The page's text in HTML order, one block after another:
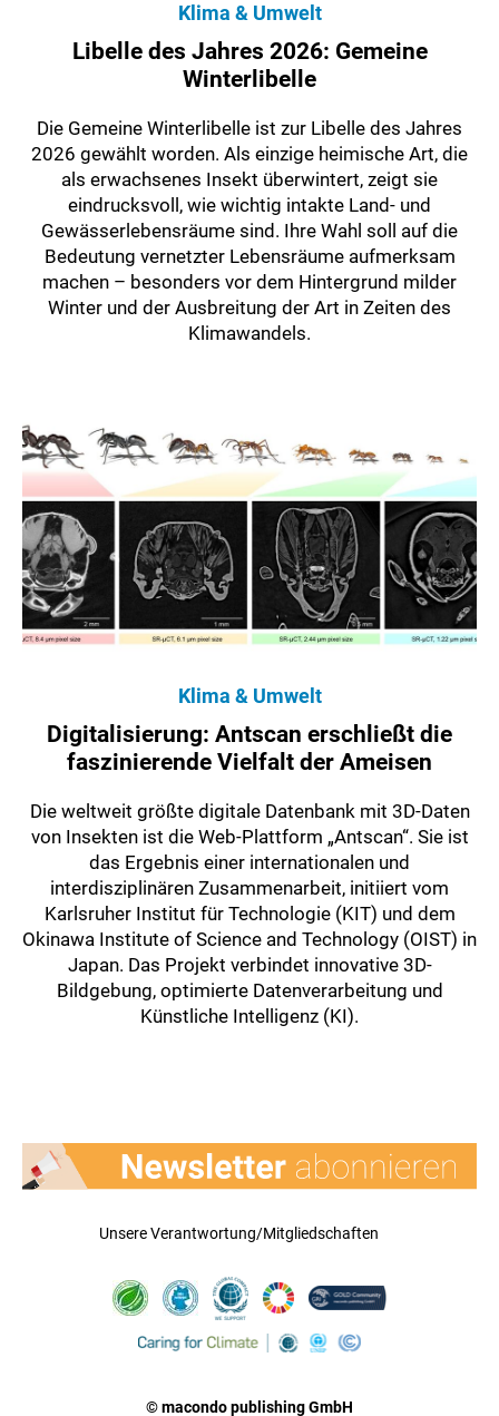
Klima & Umwelt
Libelle des Jahres 2026: Gemeine
Winterlibelle
Die Gemeine Winterlibelle ist zur Libelle des Jahres
2026 gewählt worden. Als einzige heimische Art, die
als erwachsenes Insekt überwintert, zeigt sie
eindrucksvoll, wie wichtig intakte Land- und
Gewässerlebensräume sind. Ihre Wahl soll auf die
Bedeutung vernetzter Lebensräume aufmerksam
machen – besonders vor dem Hintergrund milder
Winter und der Ausbreitung der Art in Zeiten des
Klimawandels.
Klima & Umwelt
Digitalisierung: Antscan erschließt die
faszinierende Vielfalt der Ameisen
Die weltweit größte digitale Datenbank mit 3D-Daten
von Insekten ist die Web-Plattform „Antscan“. Sie ist
das Ergebnis einer internationalen und
interdisziplinären Zusammenarbeit, initiiert vom
Karlsruher Institut für Technologie (KIT) und dem
Okinawa Institute of Science and Technology (OIST) in
Japan. Das Projekt verbindet innovative 3D-
Bildgebung, optimierte Datenverarbeitung und
Künstliche Intelligenz (KI).
Unsere Verantwortung/Mitgliedschaften
© macondo publishing GmbH